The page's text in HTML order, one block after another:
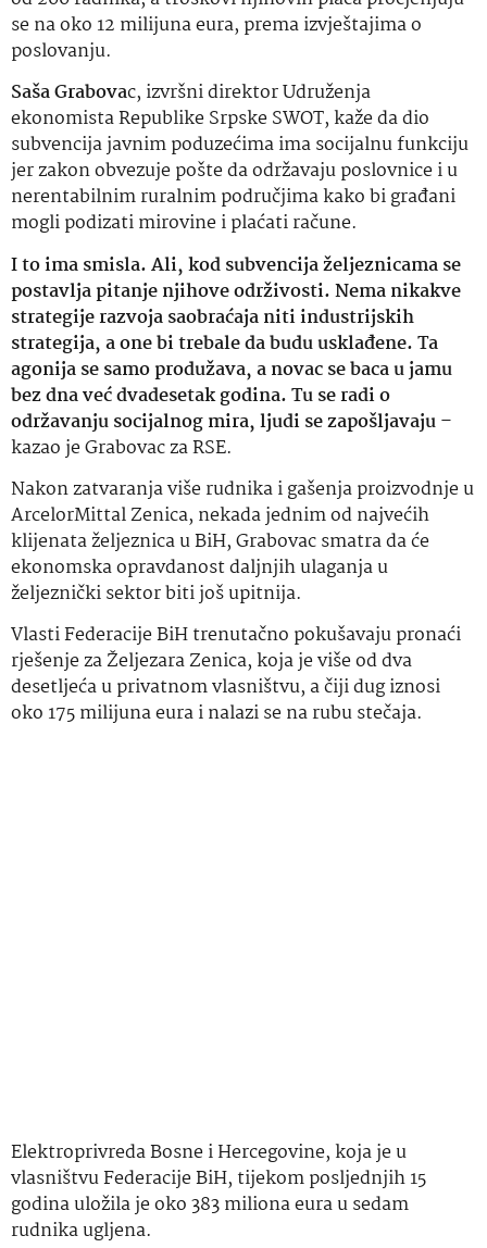
se na oko 12 milijuna eura, prema izvještajima o
poslovanju.
Saša Grabovac, izvršni direktor Udruženja
ekonomista Republike Srpske SWOT, kaže da dio
subvencija javnim poduzećima ima socijalnu funkciju
jer zakon obvezuje pošte da održavaju poslovnice i u
nerentabilnim ruralnim područjima kako bi građani
mogli podizati mirovine i plaćati račune.
I to ima smisla. Ali, kod subvencija željeznicama se
postavlja pitanje njihove održivosti. Nema nikakve
strategije razvoja saobraćaja niti industrijskih
strategija, a one bi trebale da budu usklađene. Ta
agonija se samo produžava, a novac se baca u jamu
bez dna već dvadesetak godina. Tu se radi o
održavanju socijalnog mira, ljudi se zapošljavaju–
kazao je Grabovac za RSE.
Nakon zatvaranja više rudnika i gašenja proizvodnje u
ArcelorMittal Zenica, nekada jednim od najvećih
klijenata željeznica u BiH, Grabovac smatra da će
ekonomska opravdanost daljnjih ulaganja u
željeznički sektor biti još upitnija.
Vlasti Federacije BiH trenutačno pokušavaju pronaći
rješenje za Željezara Zenica, koja je više od dva
desetljeća u privatnom vlasništvu, a čiji dug iznosi
oko 175 milijuna eura i nalazi se na rubu stečaja.
Elektroprivreda Bosne i Hercegovine, koja je u
vlasništvu Federacije BiH, tijekom posljednjih 15
godina uložila je oko 383 miliona eura u sedam
rudnika ugljena.